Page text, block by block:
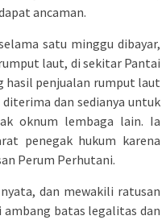
ancaman.
satu minggu dibayar,
laut, di sekitar Pantai
hasil penjualan rumput laut
dan sedianya untuk
oknum lembaga lain. Ia
penegak hukum karena
Perum Perhutani.
dan mewakili ratusan
ambang batas legalitas dan